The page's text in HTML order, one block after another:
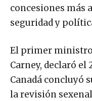
concesiones más
seguridad y
El primer ministro
Carney, declaró el
Canadá concluyó
la revisión